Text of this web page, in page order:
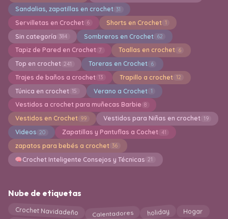
Sandalias, zapatillas en crochet 31
Servilletas en Crochet 6 Shorts en Crochet 1
Sin categoría 384 Sombreros en Crochet 62
Tapiz de Pared en Crochet 7 Toallas en crochet 6
Top en crochet 241 Toreras en Crochet 6
Trajes de baños a crochet 13 Trapillo a crochet 12
Túnica en crochet 15 Verano a Crochet 1
Vestidos a crochet para muñecas Barbie 8
Vestidos en Crochet 99 Vestidos para Niñas en crochet 19
Videos 20 Zapatillas y Pantuflas a Cochet 41
zapatos para bebés a crochet 36
Crochet Inteligente Consejos y Técnicas 21
Nube de etiquetas
Crochet Navidadeño Calentadores holiday Hogar